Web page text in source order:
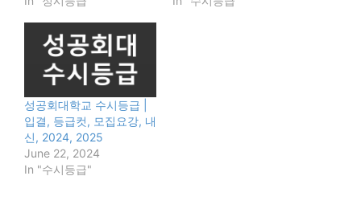
성공회대학교 수시등급 |
입결, 등급컷, 모집요강, 내
신, 2024, 2025
June 22, 2024
In "수시등급"